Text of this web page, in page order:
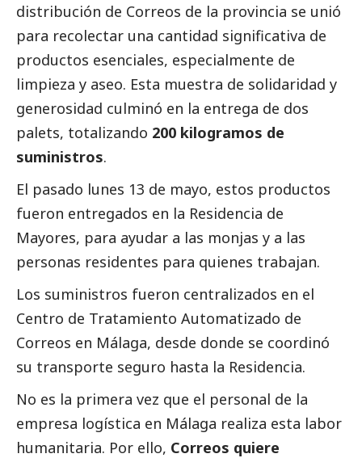
distribución de Correos de la provincia se unió
para recolectar una cantidad significativa de
productos esenciales, especialmente de
limpieza y aseo. Esta muestra de solidaridad y
generosidad culminó en la entrega de dos
palets, totalizando 200 kilogramos de
suministros.
El pasado lunes 13 de mayo, estos productos
fueron entregados en la Residencia de
Mayores, para ayudar a las monjas y a las
personas residentes para quienes trabajan.
Los suministros fueron centralizados en el
Centro de Tratamiento Automatizado de
Correos en Málaga, desde donde se coordinó
su transporte seguro hasta la Residencia.
No es la primera vez que el personal de la
empresa logística en Málaga realiza esta labor
humanitaria. Por ello, Correos quiere